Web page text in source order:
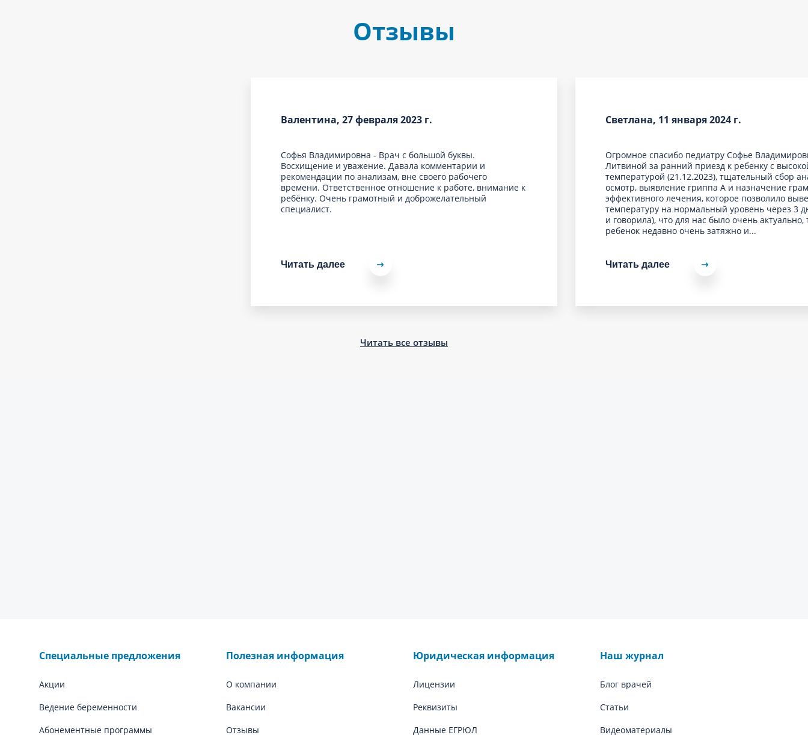
Отзывы
Валентина, 27 февраля 2023 г.
Софья Владимировна - Врач с большой буквы.
Восхищение и уважение. Давала комментарии и
рекомендации по анализам, вне своего рабочего
времени. Ответственное отношение к работе, внимание к
ребёнку. Очень грамотный и доброжелательный
специалист.
Читать далее
Светлана, 11 января 2024 г.
Огромное спасибо педиатру Софье
Литвиной за ранний приезд к ребенку с
температурой (21.12.2023), тщательный сбор
осмотр, выявление гриппа А и назначение
эффективного лечения, которое позволило
температуру на нормальный уровень через 3
и говорила), что для нас было очень актуально,
ребенок недавно очень затяжно и...
Читать далее
Читать все отзывы
Специальные предложения
Акции
Ведение беременности
Абонементные программы
Полезная информация
О компании
Вакансии
Отзывы
Юридическая информация
Лицензии
Реквизиты
Данные ЕГРЮЛ
Наш журнал
Блог врачей
Статьи
Видеоматериалы